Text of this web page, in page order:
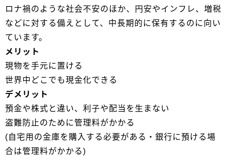
ロナ禍のような社会不安のほか、円安やインフレ、増税
などに対する備えとして、中長期的に保有するのに向い
ています。
メリット
現物を手元に置ける
世界中どこでも現金化できる
デメリット
預金や株式と違い、利子や配当を生まない
盗難防止のために管理料がかかる
(自宅用の金庫を購入する必要がある・銀行に預ける場
合は管理料がかかる)